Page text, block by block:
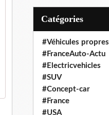
Catégories
#Véhicules propres
#FranceAuto-Actu
#Electricvehicles
#SUV
#Concept-car
#France
#USA